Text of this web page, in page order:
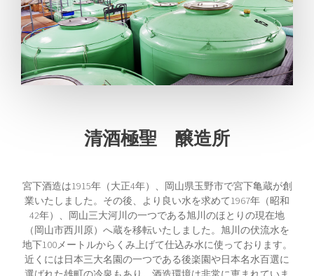
清酒極聖 醸造所
宮下酒造は1915年（大正4年）、岡山県玉野市で宮下亀蔵が創
業いたしました。その後、より良い水を求めて1967年（昭和
42年）、岡山三大河川の一つである旭川のほとりの現在地
（岡山市西川原）へ蔵を移転いたしました。旭川の伏流水を
地下100メートルからくみ上げて仕込み水に使っております。
近くには日本三大名園の一つである後楽園や日本名水百選に